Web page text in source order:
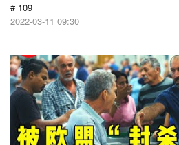
# 109
2022-03-11 09:30